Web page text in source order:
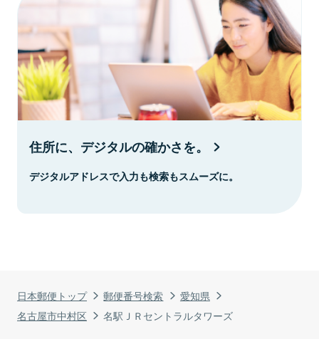
日本郵便トップ 郵便番号検索
愛知県
名古屋市中村区
名駅ＪＲセントラルタワーズ
住所に、デジタルの確かさを。
デジタルアドレスで入力も検索もスムーズに。